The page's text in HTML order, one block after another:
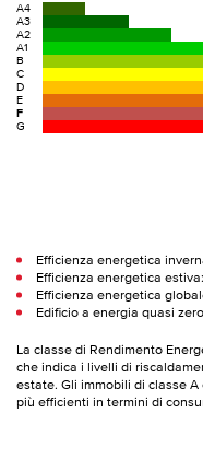
A4
A3
A2
A1
B
C
D
E
F
G
Efficienza energetica
Efficienza energetica estiva:
Efficienza energetica
Edificio a energia quasi zero
La classe di Rendimento
che indica i livelli di
estate. Gli immobili di classe
più efficienti in termini di